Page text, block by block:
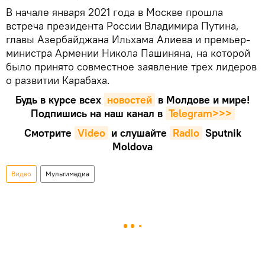
В начале января 2021 года в Москве прошла
встреча президента России Владимира Путина,
главы Азербайджана Ильхама Алиева и премьер-
министра Армении Никола Пашиняна, на которой
было принято совместное заявление трех лидеров
о развитии Карабаха.
Будь в курсе всех новостей в Молдове и мире!
Подпишись на наш канал в Telegram>>>
Смотрите Video и слушайте Radio Sputnik
Moldova
Видео Мультимедиа